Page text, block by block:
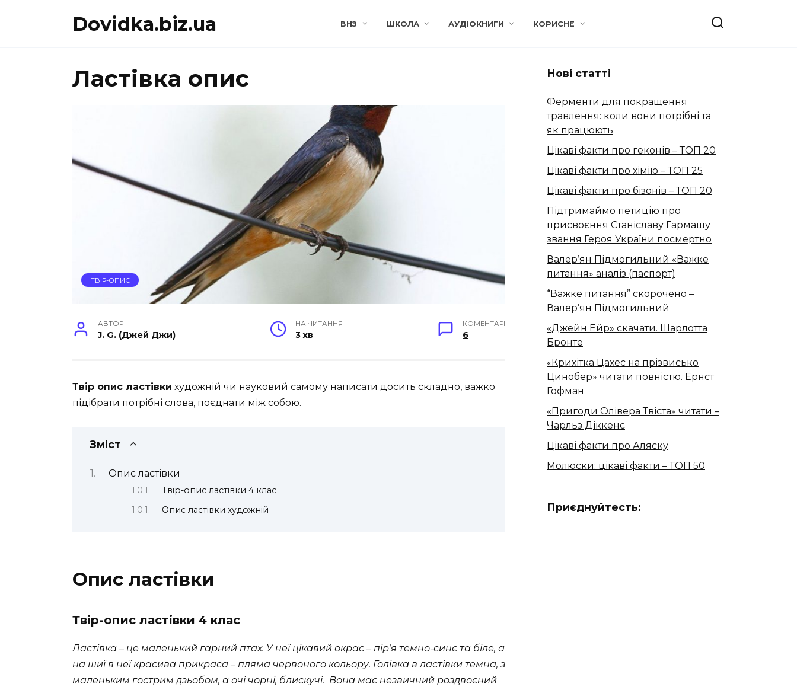
Dovidka.biz.ua ВНЗ ШКОЛА АУДІОКНИГИ КОРИСНЕ
Ластівка опис
ТВІР-ОПИС
АВТОР
J. G. (Джей Джи)
НА ЧИТАННЯ
3 хв
КОМЕНТАРІ
6
Твір опис ластівки художній чи науковий самому написати досить складно, важко
підібрати потрібні слова, поєднати між собою.
Зміст
Опис ластівки
Твір-опис ластівки 4 клас
Опис ластівки художній
Опис ластівки
Твір-опис ластівки 4 клас
Ластівка – це маленький гарний птах. У неї цікавий окрас – пір’я темно-синє та біле, а
на шиї в неї красива прикраса – пляма червоного кольору. Голівка в ластівки темна, з
маленьким гострим дзьобом, а очі чорні, блискучі. Вона має незвичний роздвоєний
Нові статті
Ферменти для покращення
травлення: коли вони потрібні та
як працюють
Цікаві факти про геконів – ТОП 20
Цікаві факти про хімію – ТОП 25
Цікаві факти про бізонів – ТОП 20
Підтримаймо петицію про
присвоєння Станіславу Гармашу
звання Героя України посмертно
Валер’ян Підмогильний «Важке
питання» аналіз (паспорт)
“Важке питання” скорочено –
Валер’ян Підмогильний
«Джейн Ейр» скачати. Шарлотта
Бронте
«Крихітка Цахес на прізвисько
Цинобер» читати повністю. Ернст
Гофман
«Пригоди Олівера Твіста» читати –
Чарльз Діккенс
Цікаві факти про Аляску
Молюски: цікаві факти – ТОП 50
Приєднуйтесть: